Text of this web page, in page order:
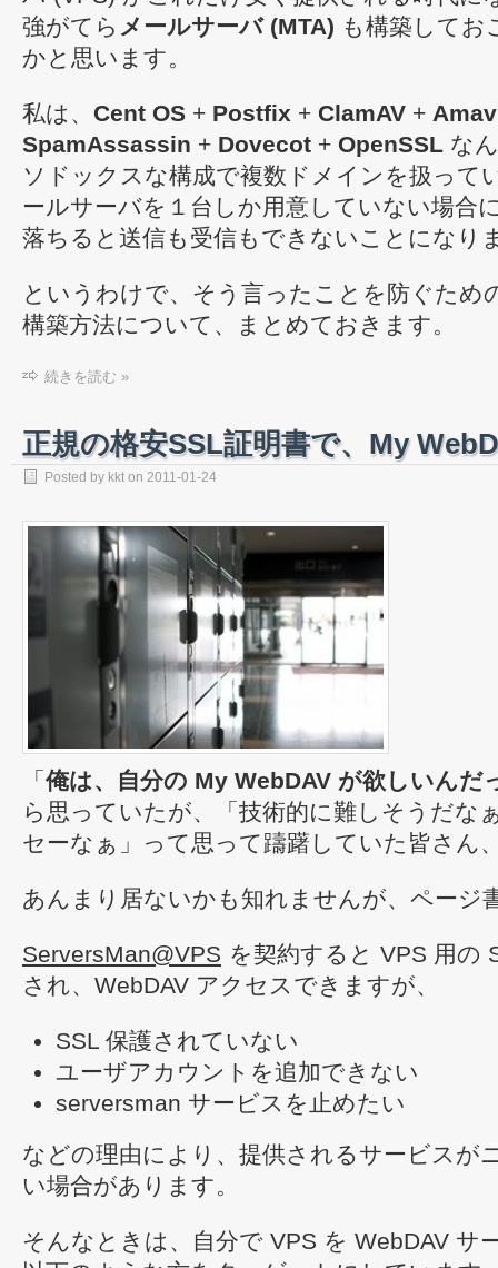
強がてら メールサーバ (MTA) も構築してお
かと思います。
私は、 Cent OS + Postfix + ClamAV +
SpamAssassin + Dovecot + OpenSSL な
ソドックスな構成で複数ドメインを扱って
ールサーバを１台しか用意していない場合
落ちると送信も受信もできないことになり
というわけで、そう言ったことを防ぐため
構築方法について、まとめておきます。
続きを読む »
正規の格安SSL証明書で、My
Posted by kkt on 2011-01-24
「 俺は、自分の My WebDAV が欲しいんだ
ら思っていたが、「技術的に難しそうだな
セーなぁ」って思って躊躇していた皆さん
あんまり居ないかも知れませんが、ページ
ServersMan@VPS を契約すると VPS 用の
され、WebDAV アクセスできますが、
SSL 保護されていない
ユーザアカウントを追加できない
serversman サービスを止めたい
などの理由により、提供されるサービスが
い場合があります。
そんなときは、自分で VPS を WebDAV サ